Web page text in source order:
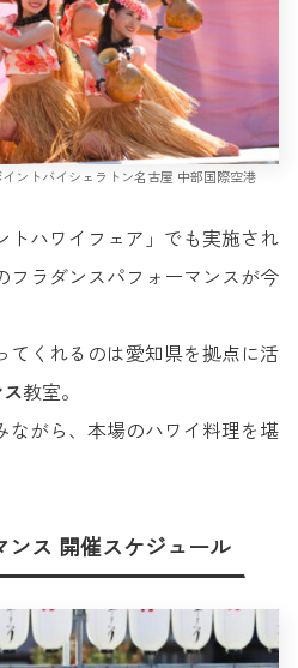
ントバイシェラトン名古屋 中部国際空港
トハワイフェア」でも実施され
フラダンスパフォーマンスが今
てくれるのは愛知県を拠点に活
教室。
ながら、本場のハワイ料理を堪
ンス 開催スケジュール